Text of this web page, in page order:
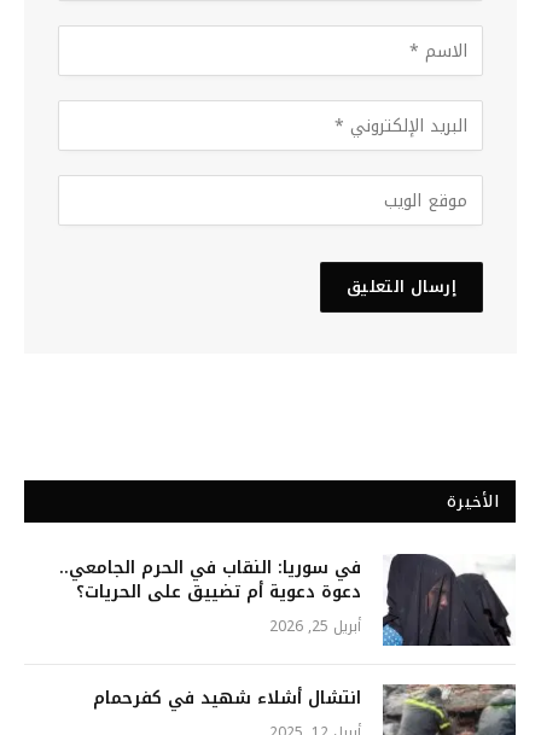
الأخيرة
في سوريا: النقاب في الحرم الجامعي..
دعوة دعوية أم تضييق على الحريات؟
أبريل 25, 2026
انتشال أشلاء شهيد في كفرحمام